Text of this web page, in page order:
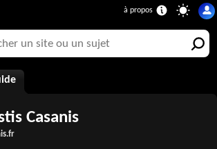
Casanis